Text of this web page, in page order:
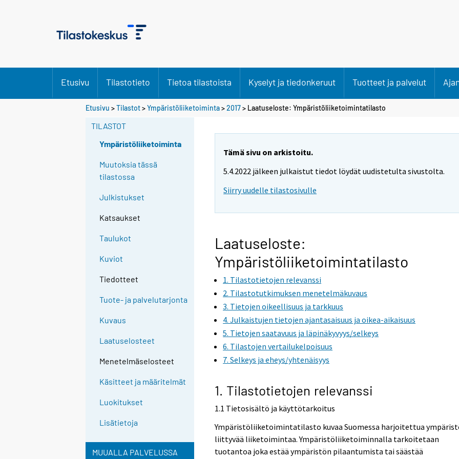
Etusivu Tilastotieto Tietoa tilastoista Kyselyt ja tiedonkeruut Tuotteet ja palvelut
Etusivu >Tilastot>Ympäristöliiketoiminta>2017> Laatuseloste: Ympäristöliiketoimintatilasto
TILASTOT
Ympäristöliiketoiminta
Muutoksia tässä
tilastossa
Julkistukset
Katsaukset
Taulukot
Kuviot
Tiedotteet
Tuote- ja palvelutarjonta
Kuvaus
Laatuselosteet
Menetelmäselosteet
Käsitteet ja määritelmät
Luokitukset
Lisätietoja
MUUALLA PALVELUSSA
Tämä sivu on arkistoitu.
5.4.2022 jälkeen julkaistut tiedot löydät uudistetulta sivustolta.
Siirry uudelle tilastosivulle
Laatuseloste:
Ympäristöliiketoimintatilasto
1. Tilastotietojen relevanssi
2. Tilastotutkimuksen menetelmäkuvaus
3. Tietojen oikeellisuus ja tarkkuus
4. Julkaistujen tietojen ajantasaisuus ja oikea-aikaisuus
5. Tietojen saatavuus ja läpinäkyvyys/selkeys
6. Tilastojen vertailukelpoisuus
7. Selkeys ja eheys/yhtenäisyys
1. Tilastotietojen relevanssi
1.1 Tietosisältö ja käyttötarkoitus
Ympäristöliiketoimintatilasto kuvaa Suomessa harjoitettua
liittyvää liiketoimintaa. Ympäristöliiketoiminnalla tarkoitetaan
tuotantoa joka estää ympäristön pilaantumista tai säästää